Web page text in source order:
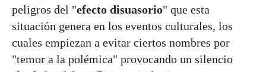
peligros del "efecto disuasorio" que esta
situación genera en los eventos culturales, los
cuales empiezan a evitar ciertos nombres por
"temor a la polémica" provocando un silencio